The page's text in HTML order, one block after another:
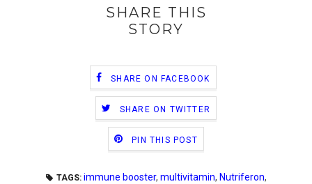
SHARE THIS
STORY
SHARE ON FACEBOOK
SHARE ON TWITTER
PIN THIS POST
TAGS: immune booster, multivitamin, Nutriferon,